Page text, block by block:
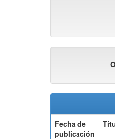
Fecha de
publicación